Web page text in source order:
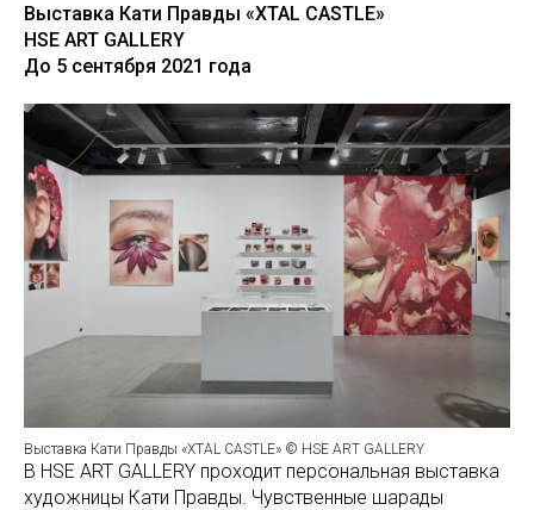
Выставка Кати Правды «XTAL CASTLE»
HSE ART GALLERY
До 5 сентября 2021 года
Выставка Кати Правды «XTAL CASTLE» © HSE ART GALLERY
В HSE ART GALLERY проходит персональная выставка
художницы Кати Правды. Чувственные шарады